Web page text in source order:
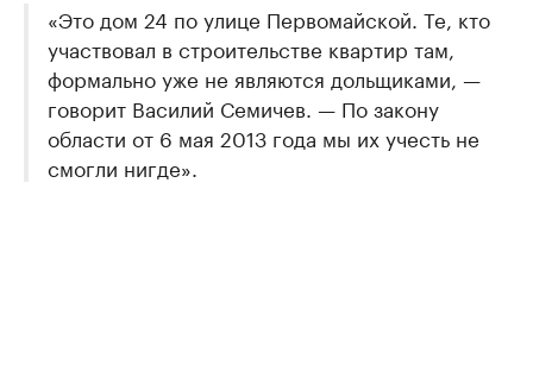
«Это дом 24 по улице Первомайской. Те, кто
участвовал в строительстве квартир там,
формально уже не являются дольщиками, —
говорит Василий Семичев. — По закону
области от 6 мая 2013 года мы их учесть не
смогли нигде».